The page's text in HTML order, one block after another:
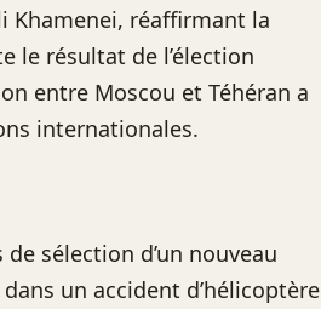
Khamenei, réaffirmant la
le résultat de l’élection
entre Moscou et Téhéran a
internationales.
sélection d’un nouveau
un accident d’hélicoptère